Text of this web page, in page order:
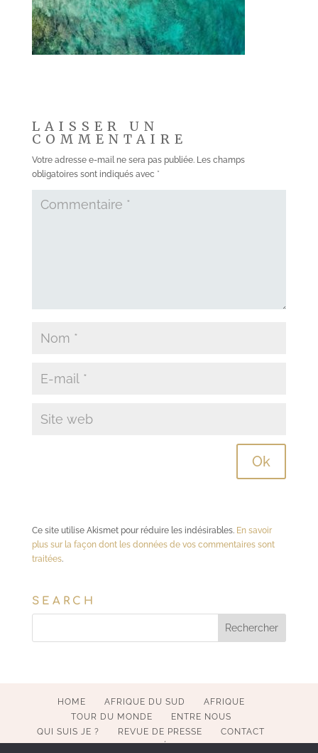
LAISSER UN
COMMENTAIRE
Votre adresse e-mail ne sera pas publiée. Les champs
obligatoires sont indiqués avec *
Ce site utilise Akismet pour réduire les indésirables. En savoir
plus sur la façon dont les données de vos commentaires sont
traitées.
SEARCH
HOME AFRIQUE DU SUD
AFRIQUE
TOUR DU MONDE
ENTRE NOUS
QUI SUIS JE ?
REVUE DE PRESSE
CONTACT